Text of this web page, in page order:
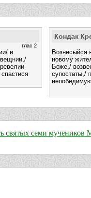
глас 2
и
Кондак
Вознесыйся
новому
Боже,/
супостаты,/
святых семи